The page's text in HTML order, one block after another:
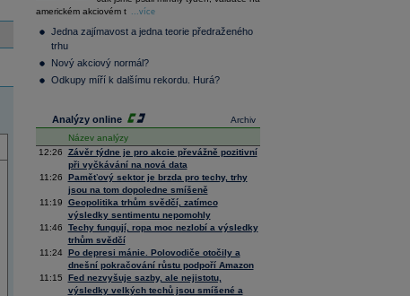
Composite
36 299,69 0,45
Tecdax
Performance
index
4 068,78
americkém akciovém t
...více
Jedna zajímavost a jedna teorie předraženého
trhu
Nový akciový normál?
Odkupy míří k dalšímu rekordu. Hurá?
Archiv
Analýzy online
Název analýzy
12:26
Závěr týdne je pro akcie převážně pozitivní
při vyčkávání na nová data
11:26
Paměťový sektor je brzda pro techy, trhy
jsou na tom dopoledne smíšeně
11:19
Geopolitika trhům svědčí, zatímco
výsledky sentimentu nepomohly
11:46
Techy fungují, ropa moc nezlobí a výsledky
trhům svědčí
11:24
Po depresi mánie. Polovodiče otočily a
dnešní pokračování růstu podpoří Amazon
11:15
Fed nezvyšuje sazby, ale nejistotu,
výsledky velkých techů jsou smíšené a